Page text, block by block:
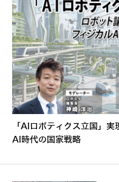
「AIロボティクス立国」
AI時代の国家戦略